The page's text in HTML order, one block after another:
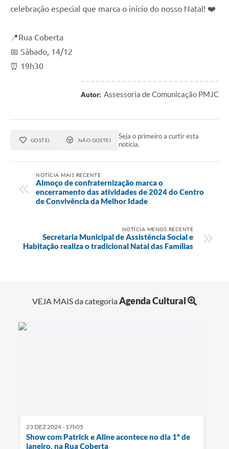
Audiências Públicas
Contratos
Secretarias
celebração especial que marca o início do nosso Natal! ❤️
📍Rua Coberta
📅 Sábado, 14/12
⏰ 19h30
Autor: Assessoria de Comunicação PMJC
GOSTEI NÃO GOSTEI
Seja o primeiro a curtir esta
notícia.
NOTÍCIA MAIS RECENTE
Almoço de confraternização marca o
encerramento das atividades de 2024 do Centro
de Convivência da Melhor Idade
NOTÍCIA MENOS RECENTE
Secretaria Municipal de Assistência Social e
Habitação realiza o tradicional Natal das Famílias
VEJA MAIS da categoriaAgenda Cultural
23 DEZ 2024 - 17h05
Show com Patrick e Aline acontece no dia 1º de
janeiro, na Rua Coberta